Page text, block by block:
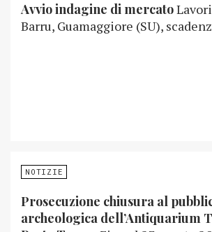
Avvio indagine di mercato
Barru, Guamaggiore (SU),
NOTIZIE
Prosecuzione chiusura al
archeologica dell’Antiquarium